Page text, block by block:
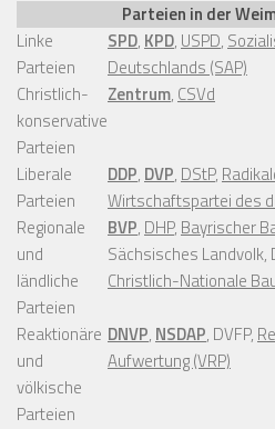
Parteien in der
Linke
Parteien
SPD, KPD, USPD,
Deutschlands (SAP)
Christlich-
konservative
Parteien
Zentrum, CSVd
Liberale
Parteien
DDP, DVP, DStP,
Wirtschaftspartei des
Regionale
und
ländliche
Parteien
BVP, DHP, Bayrischer
Sächsisches
Christlich-Nationale
Reaktionäre
und
völkische
Parteien
DNVP, NSDAP, DVFP,
Aufwertung (VRP)